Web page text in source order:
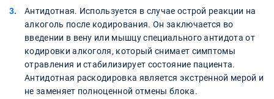
Антидотная. Используется в случае острой реакции на
алкоголь после кодирования. Он заключается во
введении в вену или мышцу специального антидота от
кодировки алкоголя, который снимает симптомы
отравления и стабилизирует состояние пациента.
Антидотная раскодировка является экстренной мерой и
не заменяет полноценной отмены блока.